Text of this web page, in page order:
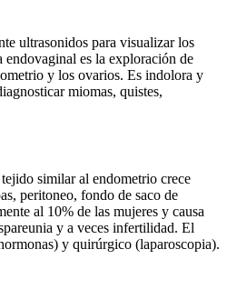
ultrasonidos para visualizar los
es la exploración de
y los ovarios. Es indolora y
miomas, quistes,
similar al endometrio crece
peritoneo, fondo de saco de
al 10% de las mujeres y causa
y a veces infertilidad. El
y quirúrgico (laparoscopia).